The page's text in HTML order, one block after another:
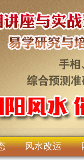
风水改运